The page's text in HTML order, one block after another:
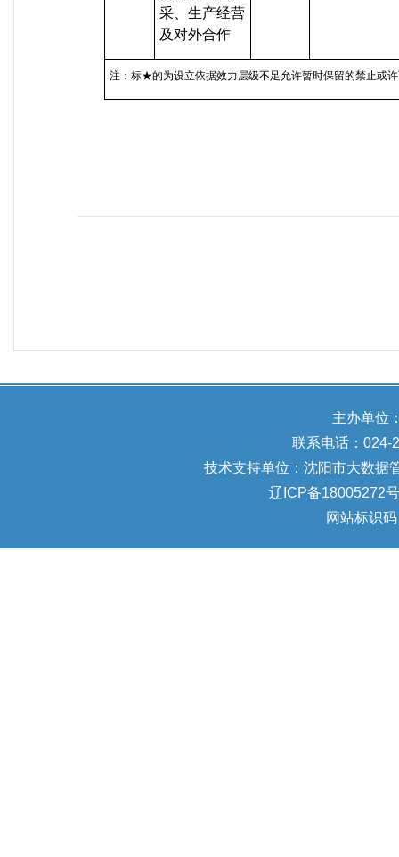
采、生产经营
及对外合作
注：标★的为设立依据效力层级不足允许暂时保留的禁止或